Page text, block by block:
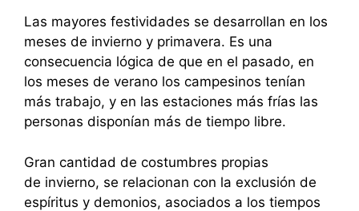
Las mayores festividades se desarrollan en los
meses de invierno y primavera. Es una
consecuencia lógica de que en el pasado, en
los meses de verano los campesinos tenían
más trabajo, y en las estaciones más frías las
personas disponían más de tiempo libre.
Gran cantidad de costumbres propias
de invierno, se relacionan con la exclusión de
espíritus y demonios, asociados a los tiempos